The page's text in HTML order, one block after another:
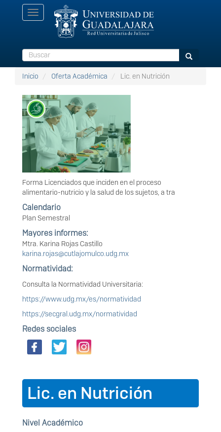
Toggle
navigation
Buscar Buscar
Inicio Oferta Académica Lic. en Nutrición
Forma Licenciados que inciden en el proceso
alimentario-nutricio y la salud de los sujetos, a tra
Calendario
Plan Semestral
Mayores informes:
Mtra. Karina Rojas Castillo
karina.rojas@cutlajomulco.udg.mx
Normatividad:
Consulta la Normatividad Universitaria:
https://www.udg.mx/es/normatividad
https://secgral.udg.mx/normatividad
Redes sociales
Lic. en Nutrición
Nivel Académico